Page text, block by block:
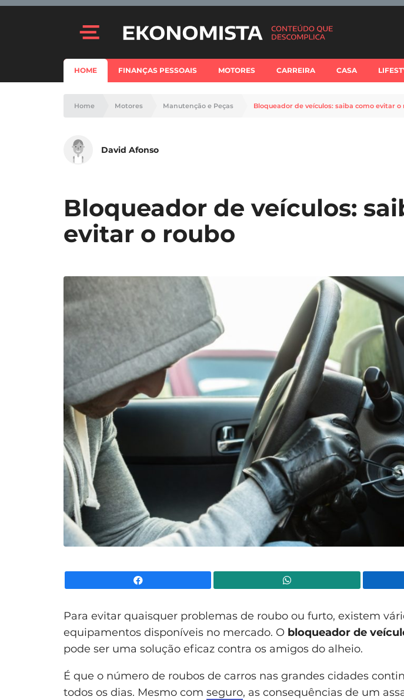
HOME FINANÇAS PESSOAIS MOTORES CARREIRA CASA
Home Motores Manutenção e Peças Bloqueador de veículos: saiba como evitar o
David Afonso
Bloqueador de veículos:
evitar o roubo
Para evitar quaisquer problemas de roubo ou furto, existem
equipamentos disponíveis no mercado. O bloqueador de
pode ser uma solução eficaz contra os amigos do alheio.
É que o número de roubos de carros nas grandes cidades
todos os dias. Mesmo com seguro, as consequências de um